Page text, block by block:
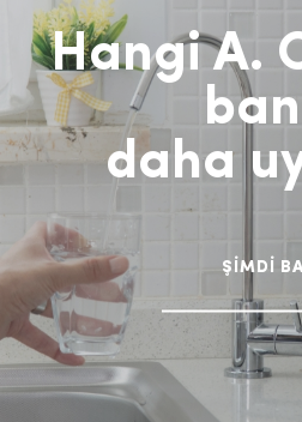
Hangi A.
daha
ŞİMDİ